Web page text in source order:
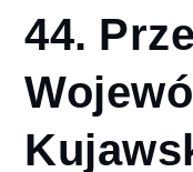
marzec
44. Przegląd
Chórów
Województwa
Kujawsko-
44.